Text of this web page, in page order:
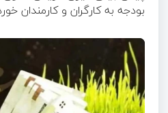
بودجه به کارگران و کارمندان